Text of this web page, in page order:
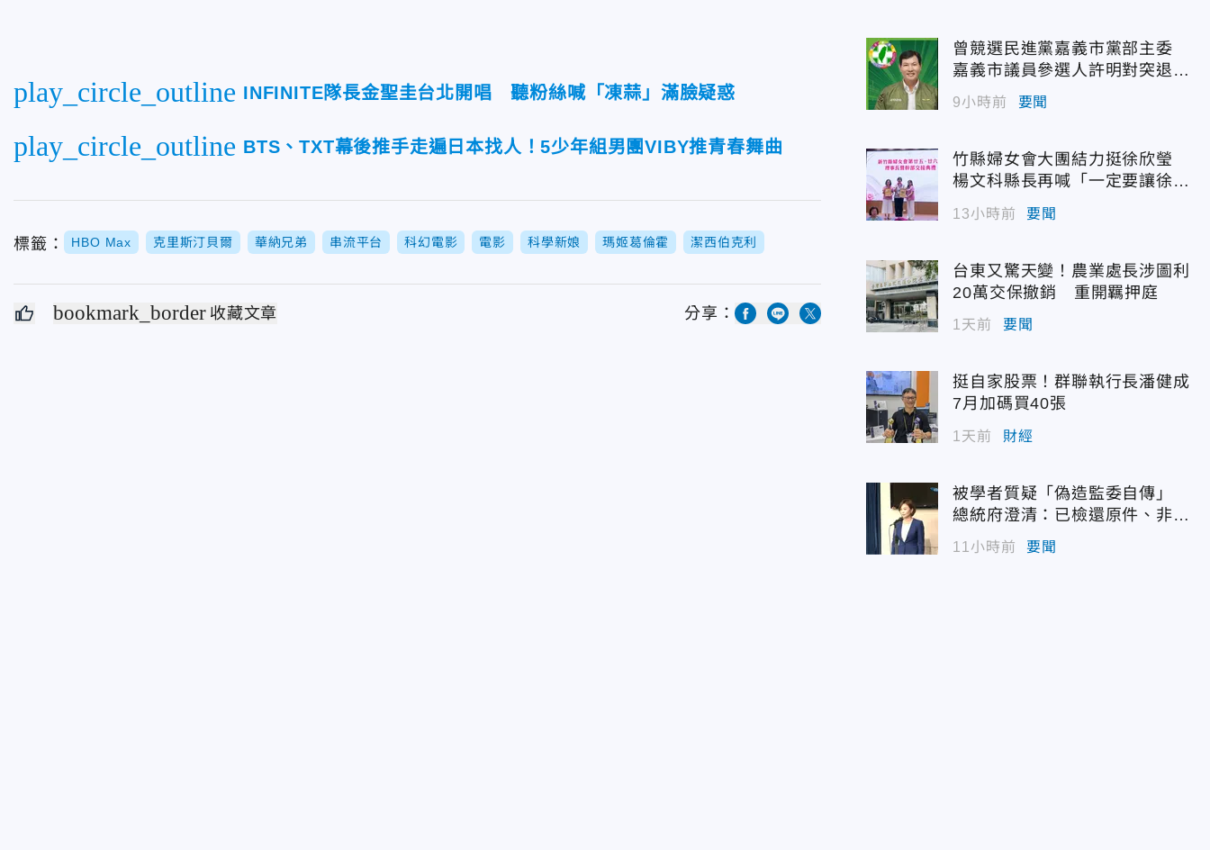
play_circle_outline INFINITE隊長金聖圭台北開唱 聽粉絲喊「凍蒜」滿臉疑惑
play_circle_outline BTS、TXT幕後推手走遍日本找人！5少年組男團VIBY推青春舞曲
標籤： HBO Max 克里斯汀貝爾 華納兄弟 串流平台 科幻電影 電影 科學新娘 瑪姬葛倫霍 潔西伯克利
bookmark_border 收藏文章 分享：
曾競選民進黨嘉義市黨部主委
嘉義市議員參選人許明對突退
選！
9小時前 要聞
竹縣婦女會大團結力挺徐欣瑩
楊文科縣長再喊「一定要讓徐欣
瑩當選」
13小時前 要聞
台東又驚天變！農業處長涉圖利
20萬交保撤銷 重開羈押庭
1天前 要聞
挺自家股票！群聯執行長潘健成
7月加碼買40張
1天前 財經
被學者質疑「偽造監委自傳」
總統府澄清：已檢還原件、非府
方提供
11小時前 要聞